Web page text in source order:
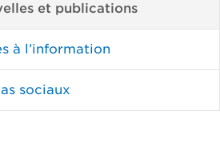
et publications
à l’information
sociaux